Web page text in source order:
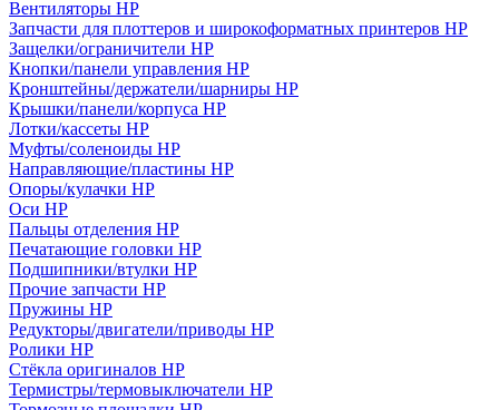
Вентиляторы HP
Запчасти для плоттеров и широкоформатных принтеров HP
Защелки/ограничители HP
Кнопки/панели управления HP
Кронштейны/держатели/шарниры HP
Крышки/панели/корпуса HP
Лотки/кассеты HP
Муфты/соленоиды HP
Направляющие/пластины HP
Опоры/кулачки HP
Оси HP
Пальцы отделения HP
Печатающие головки HP
Подшипники/втулки HP
Прочие запчасти HP
Пружины HP
Редукторы/двигатели/приводы HP
Ролики HP
Стёкла оригиналов HP
Термистры/термовыключатели HP